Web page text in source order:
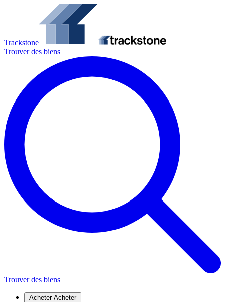
Trackstone
Trouver des biens
Trouver des biens
Acheter Acheter